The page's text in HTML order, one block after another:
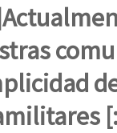
1, do Encontro
“Guerra